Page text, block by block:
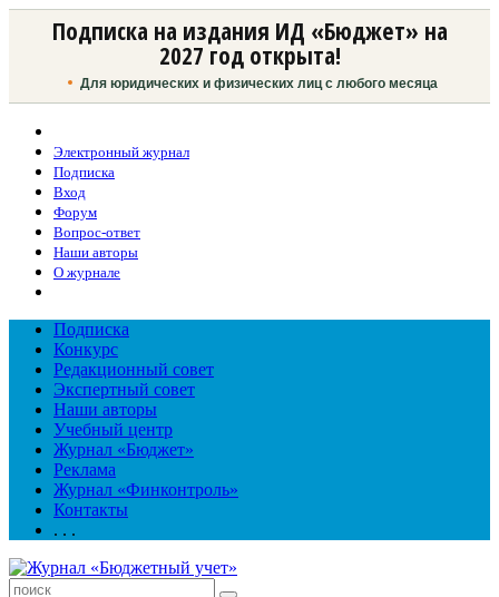
Подписка на издания ИД «Бюджет» на
2027 год открыта!
Для юридических и физических лиц с любого месяца
Электронный журнал
Подписка
Вход
Форум
Вопрос-ответ
Наши авторы
О журнале
Подписка
Конкурс
Редакционный совет
Экспертный совет
Наши авторы
Учебный центр
Журнал «Бюджет»
Реклама
Журнал «Финконтроль»
Контакты
. . .